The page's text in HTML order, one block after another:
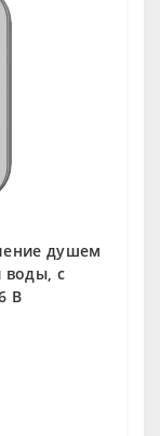
душем
воды, с
В